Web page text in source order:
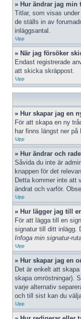
» Hur ändrar jag min
Titlar, som visas
de ställs in av
inläggsantal.
Upp
» När jag försöker
Endast registrerade
att skicka skräppost.
Upp
» Hur skapar jag en
För att skapa en ny
har finns längst ner
Upp
» Hur ändrar och
Såvida du inte är
knappen för det
Detta kommer inte att
ändrat och varför.
Upp
» Hur lägger jag till
För att lägga till en
signatur till ditt inlägg.
Infoga min signatur-
Upp
» Hur skapar jag en
Det är enkelt att
skapa omröstningar).
varje alternativ
och till sist kan du
Upp